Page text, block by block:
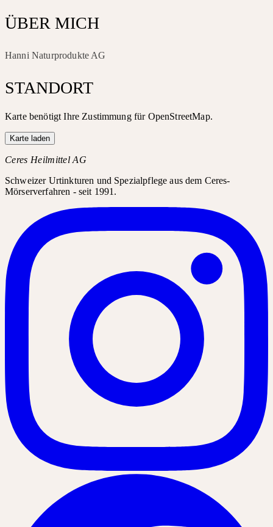
ÜBER MICH
Hanni Naturprodukte AG
STANDORT
Karte benötigt Ihre Zustimmung für OpenStreetMap.
Karte laden
Ceres Heilmittel AG
Schweizer Urtinkturen und Spezialpflege aus dem Ceres-
Mörserverfahren - seit 1991.